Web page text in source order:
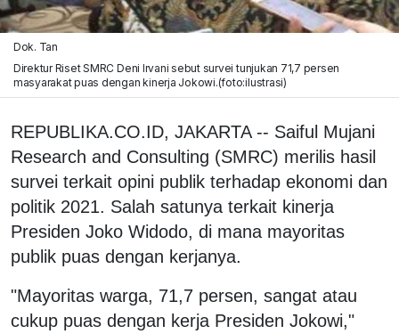
Dok. Tan
Direktur Riset SMRC Deni Irvani sebut survei tunjukan 71,7 persen
masyarakat puas dengan kinerja Jokowi.(foto:ilustrasi)
REPUBLIKA.CO.ID, JAKARTA -- Saiful Mujani
Research and Consulting (SMRC) merilis hasil
survei terkait opini publik terhadap ekonomi dan
politik 2021. Salah satunya terkait kinerja
Presiden Joko Widodo, di mana mayoritas
publik puas dengan kerjanya.
"Mayoritas warga, 71,7 persen, sangat atau
cukup puas dengan kerja Presiden Jokowi,"